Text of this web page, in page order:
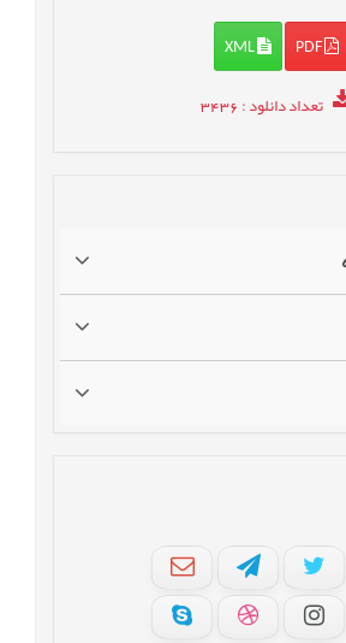
PDF
XML
تعداد دانلود: 3436